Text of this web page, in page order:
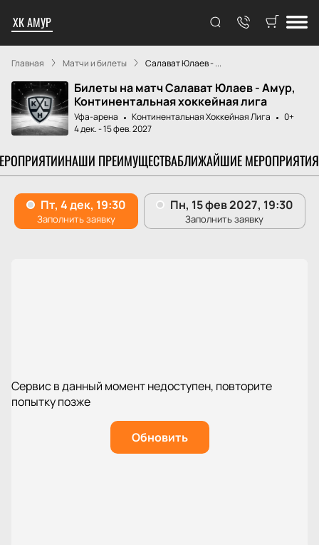
ХК АМУР
Главная Матчи и билеты Салават Юлаев - ...
Билеты на матч Салават Юлаев - Амур,
Континентальная хоккейная лига
Уфа-арена Континентальная Хоккейная Лига
0+
4 дек.-15 фев. 2027
НАШИ ПРЕИМУЩЕСТВАБЛИЖАЙШИЕ МЕРОПРИЯТИЯ
Сервис в данный момент недоступен, повторите
попытку позже
Обновить